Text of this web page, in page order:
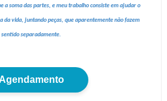
a soma das partes, e meu trabalho consiste em ajudar o
da vida, juntando peças, que aparentemente não fazem
sentido separadamente.